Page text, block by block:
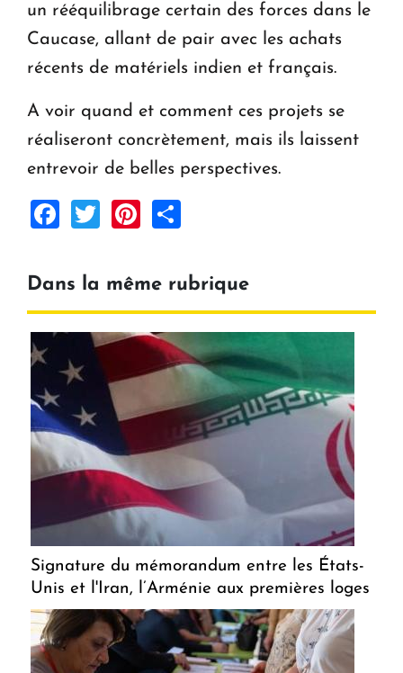
un rééquilibrage certain des forces dans le
Caucase, allant de pair avec les achats
récents de matériels indien et français.
A voir quand et comment ces projets se
réaliseront concrètement, mais ils laissent
entrevoir de belles perspectives.
Facebook
TwitterPinterest
Dans la même rubrique
Signature du mémorandum entre les États-
Unis et l'Iran, l’Arménie aux premières loges